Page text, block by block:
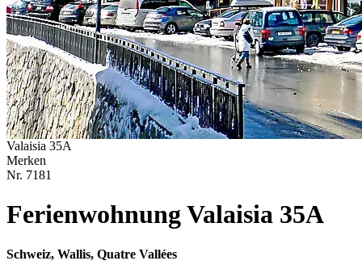
Valaisia 35A
Merken
Nr. 7181
Ferienwohnung Valaisia 35A
Schweiz, Wallis, Quatre Vallées